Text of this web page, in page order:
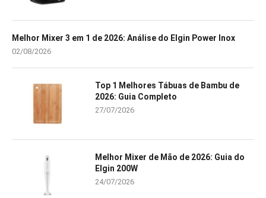
Melhor Mixer 3 em 1 de 2026: Análise do Elgin Power Inox
02/08/2026
Top 1 Melhores Tábuas de Bambu de
2026: Guia Completo
27/07/2026
Melhor Mixer de Mão de 2026: Guia do
Elgin 200W
24/07/2026